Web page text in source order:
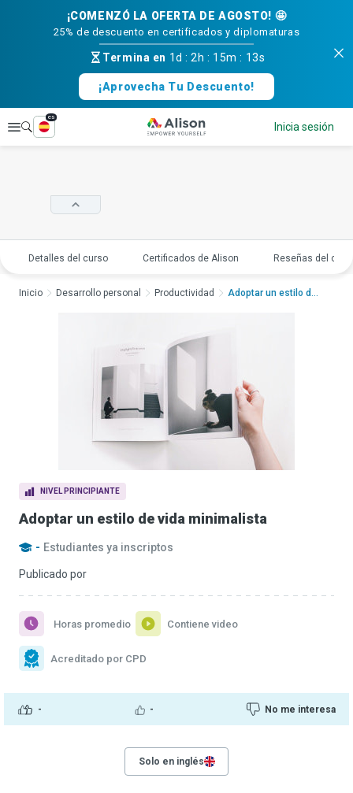
¡COMENZÓ LA OFERTA DE AGOSTO! 🤩
25% de descuento en certificados y diplomaturas
Termina en 1d :2h : 15m : 12s
¡Aprovecha Tu Descuento!
Explorar
es
Inicia sesión
Detalles del curso Certificados de Alison Reseñas del
NIVEL PRINCIPIANTE
Adoptar un estilo de vida minimalista
- Estudiantes ya inscriptos
Publicado por
- - No me interesa
Horas promedio Contiene video
Acreditado por CPD
Inicio Desarrollo personal Productividad Adoptar un estilo de...
Solo en inglés